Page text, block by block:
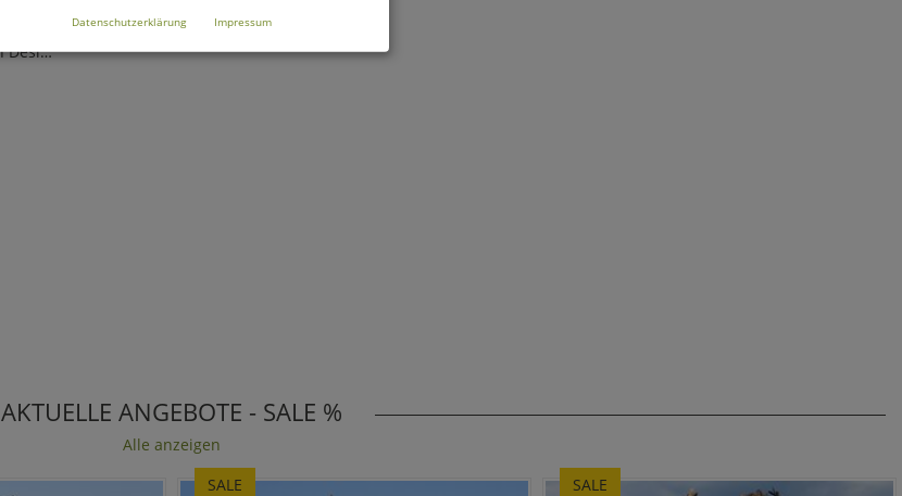
Wandbecken im antiken Design - Eisen
AKTUELLE ANGEBOTE - SALE %
Alle anzeigen
SALE SALE
Datenschutzerklärung Impressum